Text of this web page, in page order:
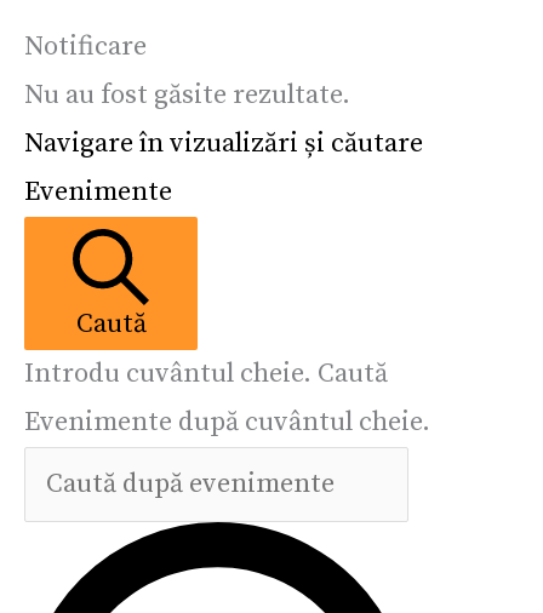
Notificare
Nu au fost găsite rezultate.
Navigare în vizualizări și căutare
Evenimente
Caută
Introdu cuvântul cheie. Caută
Evenimente după cuvântul cheie.